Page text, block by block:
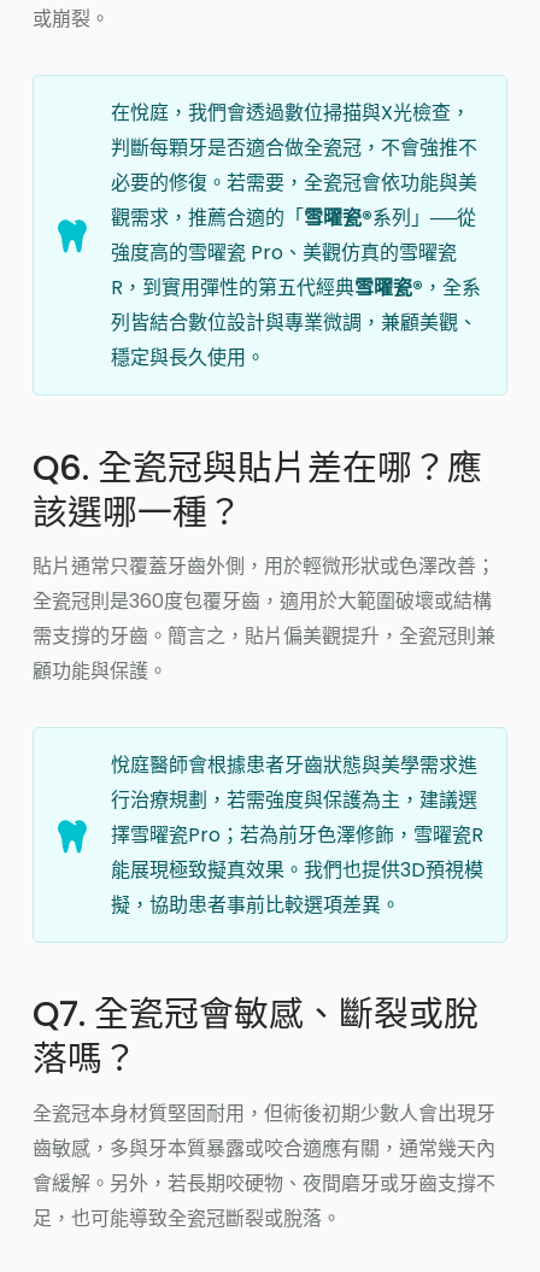
或崩裂。
在悅庭，我們會透過數位掃描與X光檢查，
判斷每顆牙是否適合做全瓷冠，不會強推不
必要的修復。若需要，全瓷冠會依功能與美
觀需求，推薦合適的「雪曜瓷®系列」──從
強度高的雪曜瓷 Pro、美觀仿真的雪曜瓷
R，到實用彈性的第五代經典雪曜瓷® ，全系
列皆結合數位設計與專業微調，兼顧美觀、
穩定與長久使用。
Q6. 全瓷冠與貼片差在哪？應
該選哪一種？
貼片通常只覆蓋牙齒外側，用於輕微形狀或色澤改善；
全瓷冠則是360度包覆牙齒，適用於大範圍破壞或結構
需支撐的牙齒。簡言之，貼片偏美觀提升，全瓷冠則兼
顧功能與保護。
悅庭醫師會根據患者牙齒狀態與美學需求進
行治療規劃，若需強度與保護為主，建議選
擇雪曜瓷Pro；若為前牙色澤修飾，雪曜瓷R
能展現極致擬真效果。我們也提供3D預視模
擬，協助患者事前比較選項差異。
Q7. 全瓷冠會敏感、斷裂或脫
落嗎？
全瓷冠本身材質堅固耐用，但術後初期少數人會出現牙
齒敏感，多與牙本質暴露或咬合適應有關，通常幾天內
會緩解。另外，若長期咬硬物、夜間磨牙或牙齒支撐不
足，也可能導致全瓷冠斷裂或脫落。